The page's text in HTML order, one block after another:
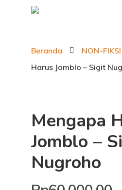
Beranda NON-FIKSI
Harus Jomblo – Sigit
Mengapa
Jomblo –
Nugroho